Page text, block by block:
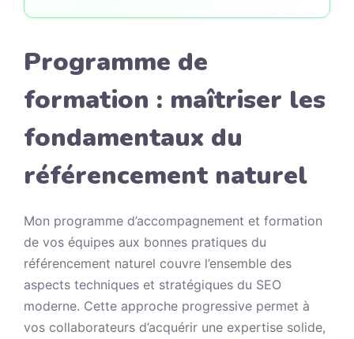
Programme de
formation : maîtriser les
fondamentaux du
référencement naturel
Mon programme d’accompagnement et formation
de vos équipes aux bonnes pratiques du
référencement naturel couvre l’ensemble des
aspects techniques et stratégiques du SEO
moderne. Cette approche progressive permet à
vos collaborateurs d’acquérir une expertise solide,